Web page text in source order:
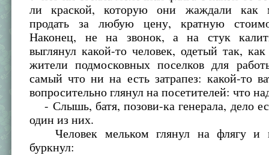
ли краской, которую они жаждали как
продать за любую цену, кратную
Наконец, не на звонок, а на стук
выглянул какой-то человек, одетый так,
жители подмосковных поселков для
самый что ни на есть затрапез: какой-то
вопросительно глянул на посетителей: что
- Слышь, батя, позови-ка генерала, дело
один из них.
Человек мельком глянул на флягу и
буркнул: